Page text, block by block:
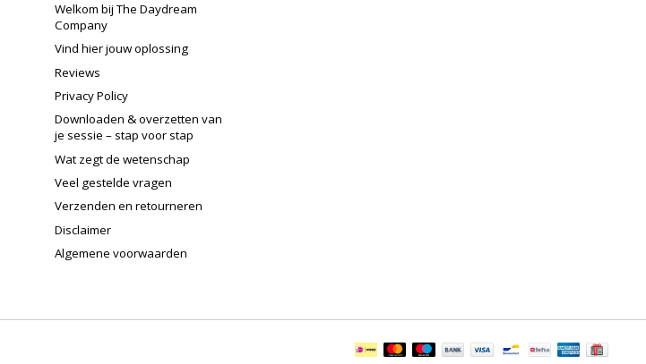
Welkom bij The Daydream
Company
Vind hier jouw oplossing
Reviews
Privacy Policy
Downloaden & overzetten van
je sessie – stap voor stap
Wat zegt de wetenschap
Veel gestelde vragen
Verzenden en retourneren
Disclaimer
Algemene voorwaarden